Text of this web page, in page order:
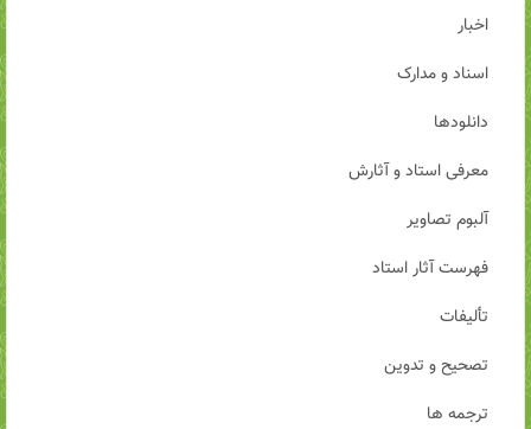
اخبار
اسناد و مدارک
دانلودها
معرفی استاد و آثارش
آلبوم تصاویر
فهرست آثار استاد
تألیفات
تصحیح و تدوین
ترجمه ها